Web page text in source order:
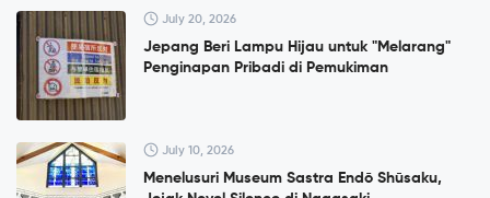
July 20, 2026
Jepang Beri Lampu Hijau untuk "Melarang"
Penginapan Pribadi di Pemukiman
July 10, 2026
Menelusuri Museum Sastra Endō Shūsaku,